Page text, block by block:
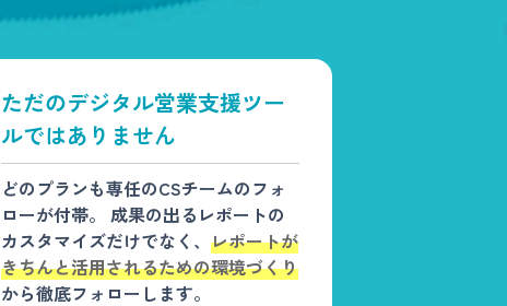
ただのデジタル営業支援ツー
ルではありません
どのプランも専任のCSチームのフォ
ローが付帯。 成果の出るレポートの
カスタマイズだけでなく、レポートが
きちんと活用されるための環境づくり
から徹底フォローします。